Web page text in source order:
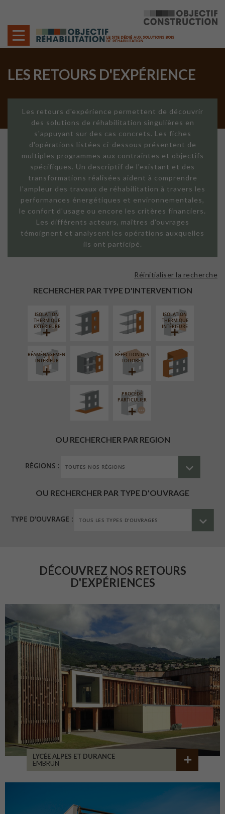
LES RETOURS D'EXPÉRIENCE
Les retours d'expérience permettent de découvrir
des solutions de réhabilitation singulières en
s'appuyant sur des cas concrets. Les fiches
d'opérations listées ci-dessous présentent de
multiples programmes aux contraintes et objectifs
spécifiques. Un descriptif de l'existant et des
transformations réalisées aident à comprendre
l'ampleur des travaux de réhabilitation à travers les
performances énergétiques et environnementales,
le confort d'usage ou encore les critères financiers.
Les différents acteurs, maîtres d'ouvrages
témoignent et analysent les opérations auxquelles
ils ont participé.
RECHERCHER PAR TYPE D'INTERVENTION
Réinitialiser la recherche
ISOLATION
THERMIQUE
EXTÉRIEURE
FAÇADE SUR
LINÉAIRE
ISOLATION
THERMIQUE
INTÉRIEURE
RÉAMÉNAGEMENT
INTÉRIEUR
FERMETURE
LOGGIAS
RÉFECTION DES
TOITURES
SURÉLÉVATION
EXTENSION
AMÉNAGEMENT
EXTÉRIEUR
PROCÉDÉ
PARTICULIER
OU RECHERCHER PAR REGION
RÉGIONS :
OU RECHERCHER PAR TYPE D'OUVRAGE
TYPE D'OUVRAGE :
DÉCOUVREZ NOS RETOURS
D'EXPÉRIENCES
LYCÉE ALPES ET DURANCE
EMBRUN